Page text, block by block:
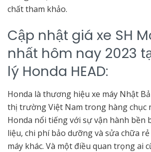
chất tham khảo.
Cập nhật giá xe SH
nhất hôm nay 2023
lý Honda HEAD:
Honda là thương hiệu xe máy Nhật
thị trường Việt Nam trong hàng chục
Honda nổi tiếng với sự vận hành bền
liệu, chi phí bảo dưỡng và sửa chữa
máy khác. Và một điều quan trọng ai